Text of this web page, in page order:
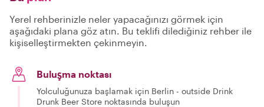
Yerel rehberinizle neler yapacağınızı görmek için
aşağıdaki plana göz atın. Bu teklifi dilediğiniz rehber ile
kişiselleştirmekten çekinmeyin.
Buluşma noktası
Yolculuğunuza başlamak için Berlin - outside Drink
Drunk Beer Store noktasında buluşun